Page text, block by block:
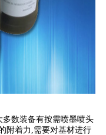
多数装备有按需喷墨喷头
附着力 需要对基材进行